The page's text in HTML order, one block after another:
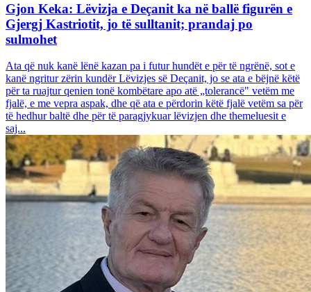
Gjon Keka: Lëvizja e Deçanit ka në ballë figurën e
Gjergj Kastriotit, jo të sulltanit; prandaj po
sulmohet
Ata që nuk kanë lënë kazan pa i futur hundët e për të ngrënë, sot e
kanë ngritur zërin kundër Lëvizjes së Deçanit, jo se ata e bëjnë këtë
për ta ruajtur qenien tonë kombëtare apo atë „tolerancë" vetëm me
fjalë, e me vepra aspak, dhe që ata e përdorin këtë fjalë vetëm sa për
të hedhur baltë dhe për të paragjykuar lëvizjen dhe themeluesit e
saj...